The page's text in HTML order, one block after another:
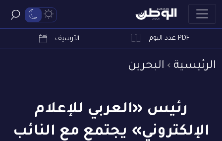
PDF عدد اليوم الأرشيف
الرئيسية البحرين
رئيس «العربي للإعلام
الإلكتروني» يجتمع مع النائب